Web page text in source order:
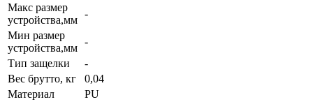
Макс размер
устройства,мм
-
Мин размер
устройства,мм
-
Тип защелки
-
Вес брутто, кг
0,04
Материал
PU